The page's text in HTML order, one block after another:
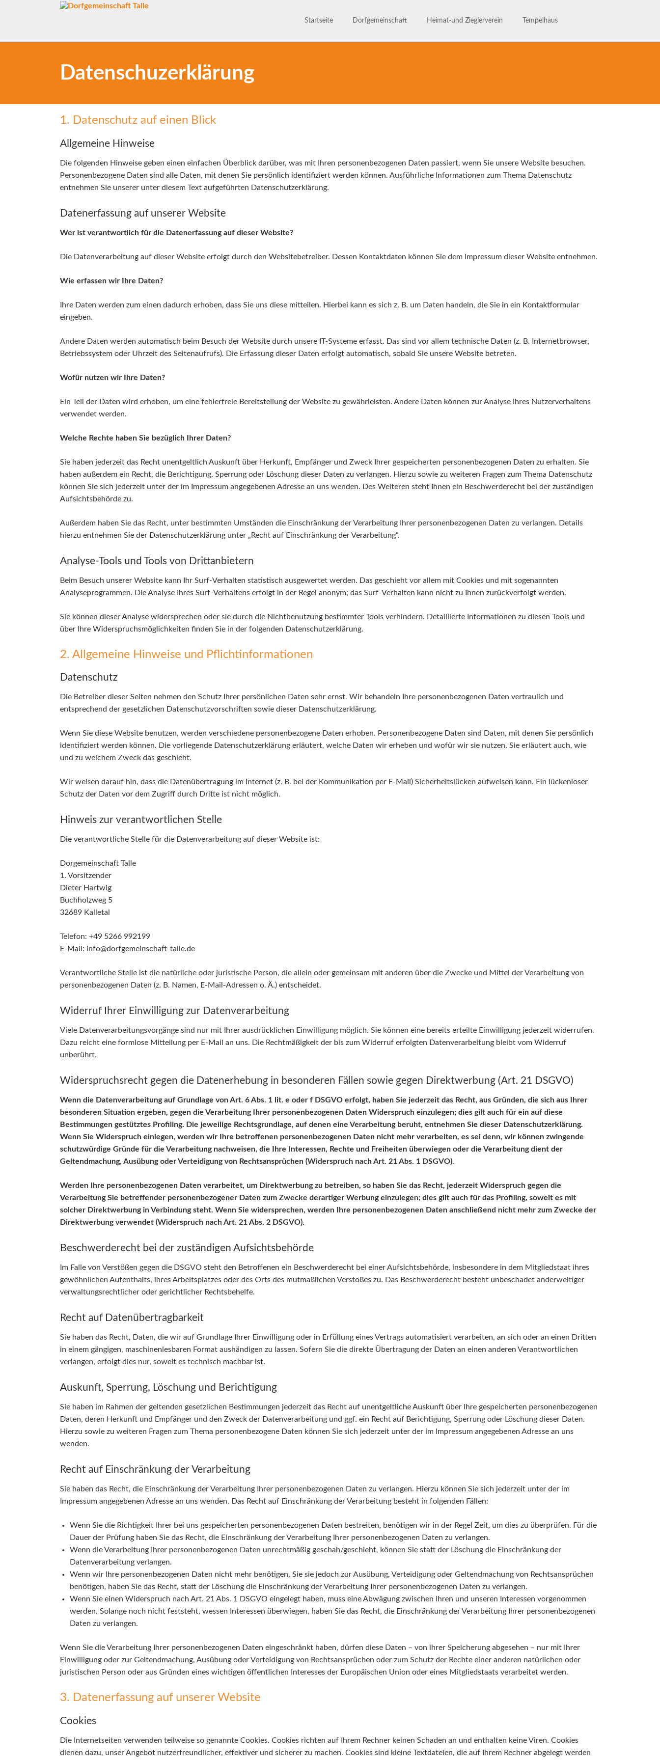
Startseite Dorfgemeinschaft Heimat-und Zieglerverein Tempelhaus
Datenschuzerklärung
1. Datenschutz auf einen Blick
Allgemeine Hinweise
Die folgenden Hinweise geben einen einfachen Überblick darüber, was mit Ihren personenbezogenen Daten passiert, wenn Sie unsere Website besuchen.
Personenbezogene Daten sind alle Daten, mit denen Sie persönlich identifiziert werden können. Ausführliche Informationen zum Thema Datenschutz
entnehmen Sie unserer unter diesem Text aufgeführten Datenschutzerklärung.
Datenerfassung auf unserer Website
Wer ist verantwortlich für die Datenerfassung auf dieser Website?
Die Datenverarbeitung auf dieser Website erfolgt durch den Websitebetreiber. Dessen Kontaktdaten können Sie dem Impressum dieser Website entnehmen.
Wie erfassen wir Ihre Daten?
Ihre Daten werden zum einen dadurch erhoben, dass Sie uns diese mitteilen. Hierbei kann es sich z. B. um Daten handeln, die Sie in ein Kontaktformular
eingeben.
Andere Daten werden automatisch beim Besuch der Website durch unsere IT-Systeme erfasst. Das sind vor allem technische Daten (z. B. Internetbrowser,
Betriebssystem oder Uhrzeit des Seitenaufrufs). Die Erfassung dieser Daten erfolgt automatisch, sobald Sie unsere Website betreten.
Wofür nutzen wir Ihre Daten?
Ein Teil der Daten wird erhoben, um eine fehlerfreie Bereitstellung der Website zu gewährleisten. Andere Daten können zur Analyse Ihres Nutzerverhaltens
verwendet werden.
Welche Rechte haben Sie bezüglich Ihrer Daten?
Sie haben jederzeit das Recht unentgeltlich Auskunft über Herkunft, Empfänger und Zweck Ihrer gespeicherten personenbezogenen Daten zu erhalten. Sie
haben außerdem ein Recht, die Berichtigung, Sperrung oder Löschung dieser Daten zu verlangen. Hierzu sowie zu weiteren Fragen zum Thema Datenschutz
können Sie sich jederzeit unter der im Impressum angegebenen Adresse an uns wenden. Des Weiteren steht Ihnen ein Beschwerderecht bei der zuständigen
Aufsichtsbehörde zu.
Außerdem haben Sie das Recht, unter bestimmten Umständen die Einschränkung der Verarbeitung Ihrer personenbezogenen Daten zu verlangen. Details
hierzu entnehmen Sie der Datenschutzerklärung unter „Recht auf Einschränkung der Verarbeitung“.
Analyse-Tools und Tools von Drittanbietern
Beim Besuch unserer Website kann Ihr Surf-Verhalten statistisch ausgewertet werden. Das geschieht vor allem mit Cookies und mit sogenannten
Analyseprogrammen. Die Analyse Ihres Surf-Verhaltens erfolgt in der Regel anonym; das Surf-Verhalten kann nicht zu Ihnen zurückverfolgt werden.
Sie können dieser Analyse widersprechen oder sie durch die Nichtbenutzung bestimmter Tools verhindern. Detaillierte Informationen zu diesen Tools und
über Ihre Widerspruchsmöglichkeiten finden Sie in der folgenden Datenschutzerklärung.
2. Allgemeine Hinweise und Pflichtinformationen
Datenschutz
Die Betreiber dieser Seiten nehmen den Schutz Ihrer persönlichen Daten sehr ernst. Wir behandeln Ihre personenbezogenen Daten vertraulich und
entsprechend der gesetzlichen Datenschutzvorschriften sowie dieser Datenschutzerklärung.
Wenn Sie diese Website benutzen, werden verschiedene personenbezogene Daten erhoben. Personenbezogene Daten sind Daten, mit denen Sie persönlich
identifiziert werden können. Die vorliegende Datenschutzerklärung erläutert, welche Daten wir erheben und wofür wir sie nutzen. Sie erläutert auch, wie
und zu welchem Zweck das geschieht.
Wir weisen darauf hin, dass die Datenübertragung im Internet (z. B. bei der Kommunikation per E-Mail) Sicherheitslücken aufweisen kann. Ein lückenloser
Schutz der Daten vor dem Zugriff durch Dritte ist nicht möglich.
Hinweis zur verantwortlichen Stelle
Die verantwortliche Stelle für die Datenverarbeitung auf dieser Website ist:
Dorgemeinschaft Talle
1. Vorsitzender
Dieter Hartwig
Buchholzweg 5
32689 Kalletal
Telefon: +49 5266 992199
E-Mail: info@dorfgemeinschaft-talle.de
Verantwortliche Stelle ist die natürliche oder juristische Person, die allein oder gemeinsam mit anderen über die Zwecke und Mittel der Verarbeitung von
personenbezogenen Daten (z. B. Namen, E-Mail-Adressen o. Ä.) entscheidet.
Widerruf Ihrer Einwilligung zur Datenverarbeitung
Viele Datenverarbeitungsvorgänge sind nur mit Ihrer ausdrücklichen Einwilligung möglich. Sie können eine bereits erteilte Einwilligung jederzeit widerrufen.
Dazu reicht eine formlose Mitteilung per E-Mail an uns. Die Rechtmäßigkeit der bis zum Widerruf erfolgten Datenverarbeitung bleibt vom Widerruf
unberührt.
Widerspruchsrecht gegen die Datenerhebung in besonderen Fällen sowie gegen Direktwerbung (Art. 21 DSGVO)
Wenn die Datenverarbeitung auf Grundlage von Art. 6 Abs. 1 lit. e oder f DSGVO erfolgt, haben Sie jederzeit das Recht, aus Gründen, die sich aus Ihrer
besonderen Situation ergeben, gegen die Verarbeitung Ihrer personenbezogenen Daten Widerspruch einzulegen; dies gilt auch für ein auf diese
Bestimmungen gestütztes Profiling. Die jeweilige Rechtsgrundlage, auf denen eine Verarbeitung beruht, entnehmen Sie dieser Datenschutzerklärung.
Wenn Sie Widerspruch einlegen, werden wir Ihre betroffenen personenbezogenen Daten nicht mehr verarbeiten, es sei denn, wir können zwingende
schutzwürdige Gründe für die Verarbeitung nachweisen, die Ihre Interessen, Rechte und Freiheiten überwiegen oder die Verarbeitung dient der
Geltendmachung, Ausübung oder Verteidigung von Rechtsansprüchen (Widerspruch nach Art. 21 Abs. 1 DSGVO).
Werden Ihre personenbezogenen Daten verarbeitet, um Direktwerbung zu betreiben, so haben Sie das Recht, jederzeit Widerspruch gegen die
Verarbeitung Sie betreffender personenbezogener Daten zum Zwecke derartiger Werbung einzulegen; dies gilt auch für das Profiling, soweit es mit
solcher Direktwerbung in Verbindung steht. Wenn Sie widersprechen, werden Ihre personenbezogenen Daten anschließend nicht mehr zum Zwecke der
Direktwerbung verwendet (Widerspruch nach Art. 21 Abs. 2 DSGVO).
Beschwerderecht bei der zuständigen Aufsichtsbehörde
Im Falle von Verstößen gegen die DSGVO steht den Betroffenen ein Beschwerderecht bei einer Aufsichtsbehörde, insbesondere in dem Mitgliedstaat ihres
gewöhnlichen Aufenthalts, ihres Arbeitsplatzes oder des Orts des mutmaßlichen Verstoßes zu. Das Beschwerderecht besteht unbeschadet anderweitiger
verwaltungsrechtlicher oder gerichtlicher Rechtsbehelfe.
Recht auf Datenübertragbarkeit
Sie haben das Recht, Daten, die wir auf Grundlage Ihrer Einwilligung oder in Erfüllung eines Vertrags automatisiert verarbeiten, an sich oder an einen Dritten
in einem gängigen, maschinenlesbaren Format aushändigen zu lassen. Sofern Sie die direkte Übertragung der Daten an einen anderen Verantwortlichen
verlangen, erfolgt dies nur, soweit es technisch machbar ist.
Auskunft, Sperrung, Löschung und Berichtigung
Sie haben im Rahmen der geltenden gesetzlichen Bestimmungen jederzeit das Recht auf unentgeltliche Auskunft über Ihre gespeicherten personenbezogenen
Daten, deren Herkunft und Empfänger und den Zweck der Datenverarbeitung und ggf. ein Recht auf Berichtigung, Sperrung oder Löschung dieser Daten.
Hierzu sowie zu weiteren Fragen zum Thema personenbezogene Daten können Sie sich jederzeit unter der im Impressum angegebenen Adresse an uns
wenden.
Recht auf Einschränkung der Verarbeitung
Sie haben das Recht, die Einschränkung der Verarbeitung Ihrer personenbezogenen Daten zu verlangen. Hierzu können Sie sich jederzeit unter der im
Impressum angegebenen Adresse an uns wenden. Das Recht auf Einschränkung der Verarbeitung besteht in folgenden Fällen:
Wenn Sie die Richtigkeit Ihrer bei uns gespeicherten personenbezogenen Daten bestreiten, benötigen wir in der Regel Zeit, um dies zu überprüfen. Für die
Dauer der Prüfung haben Sie das Recht, die Einschränkung der Verarbeitung Ihrer personenbezogenen Daten zu verlangen.
Wenn die Verarbeitung Ihrer personenbezogenen Daten unrechtmäßig geschah/geschieht, können Sie statt der Löschung die Einschränkung der
Datenverarbeitung verlangen.
Wenn wir Ihre personenbezogenen Daten nicht mehr benötigen, Sie sie jedoch zur Ausübung, Verteidigung oder Geltendmachung von Rechtsansprüchen
benötigen, haben Sie das Recht, statt der Löschung die Einschränkung der Verarbeitung Ihrer personenbezogenen Daten zu verlangen.
Wenn Sie einen Widerspruch nach Art. 21 Abs. 1 DSGVO eingelegt haben, muss eine Abwägung zwischen Ihren und unseren Interessen vorgenommen
werden. Solange noch nicht feststeht, wessen Interessen überwiegen, haben Sie das Recht, die Einschränkung der Verarbeitung Ihrer personenbezogenen
Daten zu verlangen.
Wenn Sie die Verarbeitung Ihrer personenbezogenen Daten eingeschränkt haben, dürfen diese Daten – von ihrer Speicherung abgesehen – nur mit Ihrer
Einwilligung oder zur Geltendmachung, Ausübung oder Verteidigung von Rechtsansprüchen oder zum Schutz der Rechte einer anderen natürlichen oder
juristischen Person oder aus Gründen eines wichtigen öffentlichen Interesses der Europäischen Union oder eines Mitgliedstaats verarbeitet werden.
3. Datenerfassung auf unserer Website
Cookies
Die Internetseiten verwenden teilweise so genannte Cookies. Cookies richten auf Ihrem Rechner keinen Schaden an und enthalten keine Viren. Cookies
dienen dazu, unser Angebot nutzerfreundlicher, effektiver und sicherer zu machen. Cookies sind kleine Textdateien, die auf Ihrem Rechner abgelegt werden